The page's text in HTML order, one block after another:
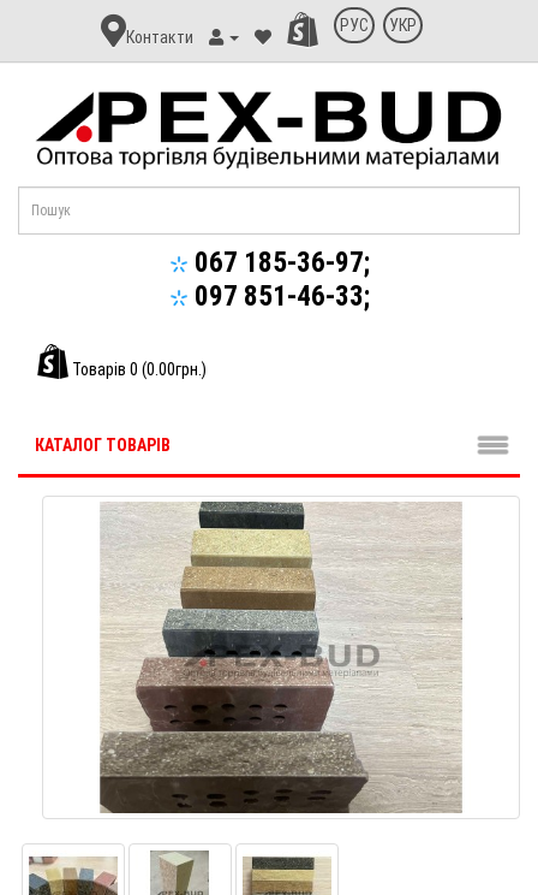
Контакт
Апекс-
Контакти
РУС УКР
067 185-36-97;
097 851-46-33;
Товарів 0 (0.00грн.)
КАТАЛОГ ТОВАРІВ